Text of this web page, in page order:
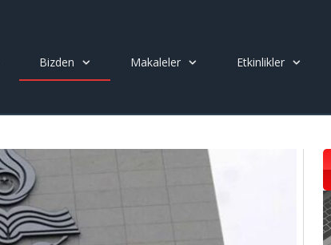
Bizden Makaleler Etkinlikler